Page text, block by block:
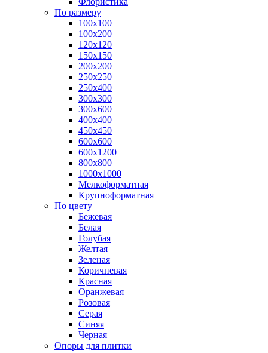
По размеру
100х100
100х200
120х120
150х150
200х200
250х250
250х400
300х300
300х600
400х400
450х450
600х600
600х1200
800х800
1000х1000
Мелкоформатная
Крупноформатная
По цвету
Бежевая
Белая
Голубая
Желтая
Зеленая
Коричневая
Красная
Оранжевая
Розовая
Серая
Синяя
Черная
Опоры для плитки